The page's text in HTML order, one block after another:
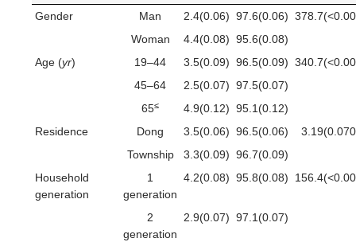
Gender
Man 2.4(0.06) 97.6(0.06)
Woman
4.4(0.08) 95.6(0.08)
Age (yr) 19–44 3.5(0.09) 96.5(0.09)
45–64
2.5(0.07) 97.5(0.07)
65≤ 4.9(0.12) 95.1(0.12)
Residence
Dong 3.5(0.06) 96.5(0.06)
Township
3.3(0.09) 96.7(0.09)
Household
generation
1
generation
4.2(0.08) 95.8(0.08)
2
generation
2.9(0.07) 97.1(0.07)